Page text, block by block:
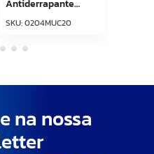
Antiderrapante
Tropical 43cm x
Kapazi
SKU:0204MUC20
na nossa